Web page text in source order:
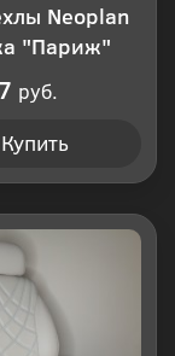
Neoplan
"Париж"
руб.
Купить